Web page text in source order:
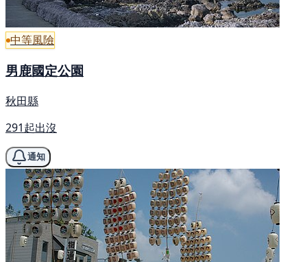
中等風險
男鹿國定公園
秋田縣
291起出沒
通知